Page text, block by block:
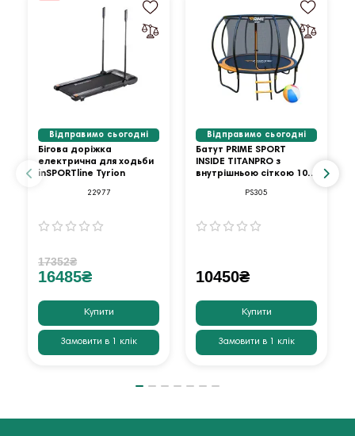
Відправимо сьогодні
Бігова доріжка
електрична для ходьби
inSPORTline Tyrion
22977
17352₴
16485₴
Купити
Замовити в 1 клік
Відправимо сьогодні
Батут PRIME SPORT
INSIDE TITANPRO з
внутрішньою сіткою 10
PS305
10450₴
Купити
Замовити в 1 клік